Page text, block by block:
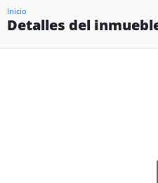
Inicio
Detalles del